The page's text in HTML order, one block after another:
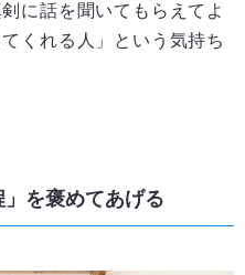
に話を聞いてもらえてよ
くれる人」という気持ち
」を褒めてあげる